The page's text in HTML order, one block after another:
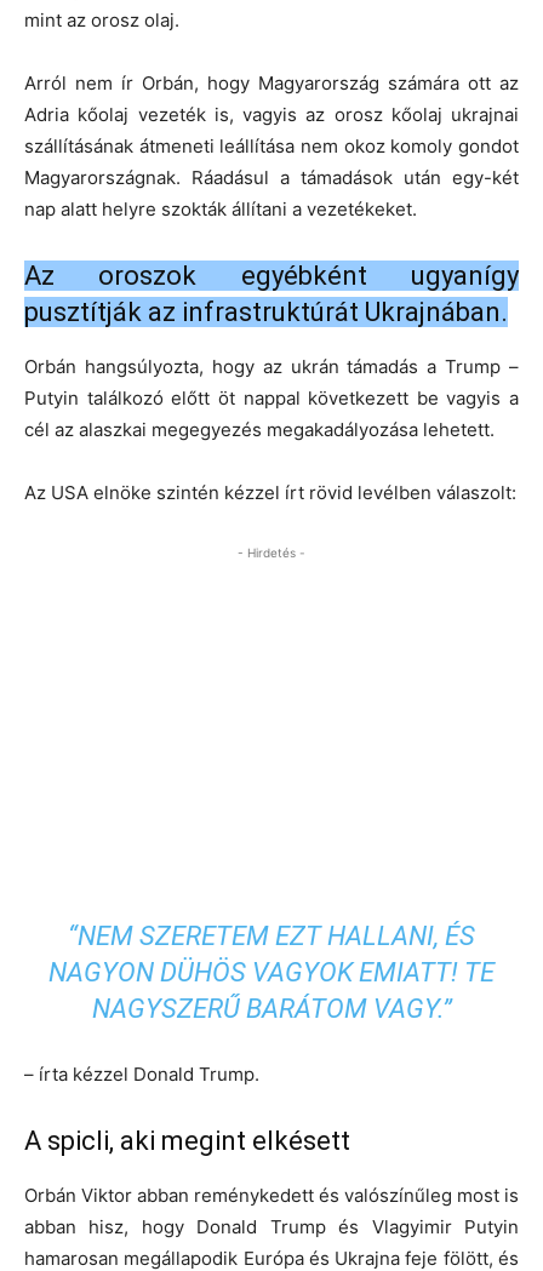
mint az orosz olaj.
Arról nem ír Orbán, hogy Magyarország számára ott az
Adria kőolaj vezeték is, vagyis az orosz kőolaj ukrajnai
szállításának átmeneti leállítása nem okoz komoly gondot
Magyarországnak. Ráadásul a támadások után egy-két
nap alatt helyre szokták állítani a vezetékeket.
Az oroszok egyébként ugyanígy
pusztítják az infrastruktúrát Ukrajnában.
Orbán hangsúlyozta, hogy az ukrán támadás a Trump –
Putyin találkozó előtt öt nappal következett be vagyis a
cél az alaszkai megegyezés megakadályozása lehetett.
Az USA elnöke szintén kézzel írt rövid levélben válaszolt:
- Hirdetés -
“NEM SZERETEM EZT HALLANI, ÉS
NAGYON DÜHÖS VAGYOK EMIATT! TE
NAGYSZERŰ BARÁTOM VAGY.”
– írta kézzel Donald Trump.
A spicli, aki megint elkésett
Orbán Viktor abban reménykedett és valószínűleg most is
abban hisz, hogy Donald Trump és Vlagyimir Putyin
hamarosan megállapodik Európa és Ukrajna feje fölött, és